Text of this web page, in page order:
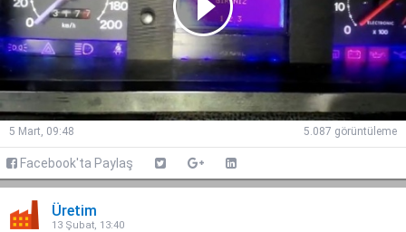
5 Mart, 09:48 5.087 görüntüleme
Facebook'ta Paylaş
Üretim
13 Şubat, 13:40